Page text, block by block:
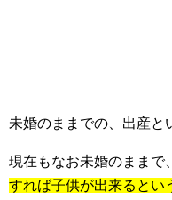
未婚のままでの、出産と
現在もなお未婚のままで
すれば子供が出来るとい